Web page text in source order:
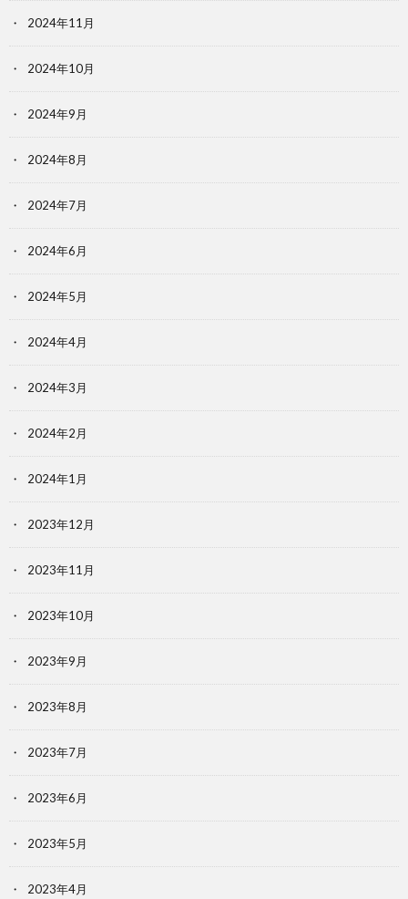
2024年11月
2024年10月
2024年9月
2024年8月
2024年7月
2024年6月
2024年5月
2024年4月
2024年3月
2024年2月
2024年1月
2023年12月
2023年11月
2023年10月
2023年9月
2023年8月
2023年7月
2023年6月
2023年5月
2023年4月